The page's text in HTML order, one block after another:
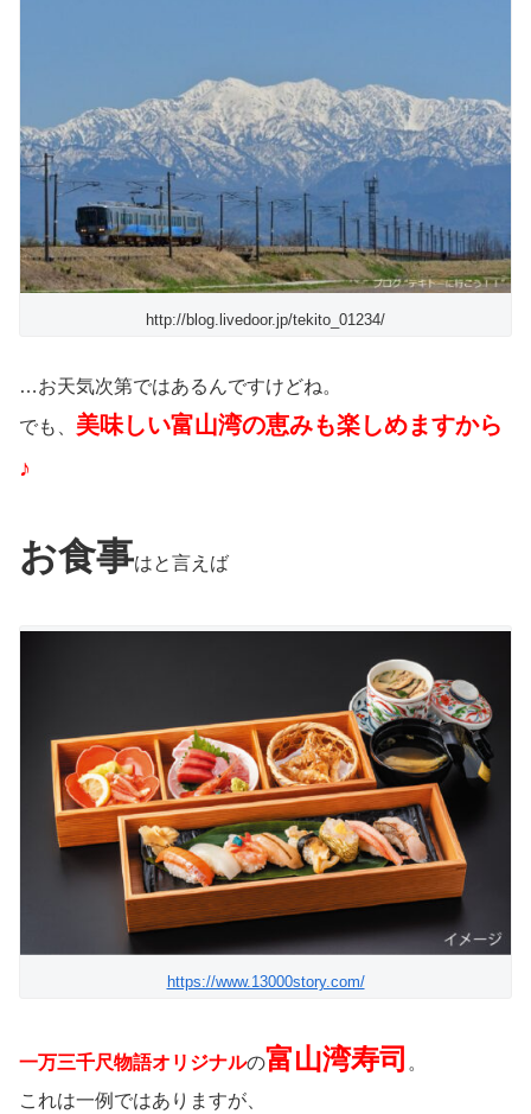
http://blog.livedoor.jp/tekito_01234/
…お天気次第ではあるんですけどね。
でも、 美味しい富山湾の恵みも楽しめますから
♪
お食事はと言えば
https://www.13000story.com/
一万三千尺物語オリジナルの富山湾寿司 。
これは一例ではありますが、